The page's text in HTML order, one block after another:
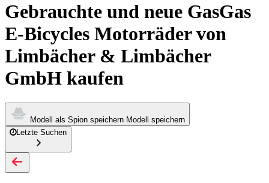
Gebrauchte und neue GasGas
E-Bicycles Motorräder von
Limbächer & Limbächer
GmbH kaufen
Modell als Spion speichern Modell speichern
Letzte Suchen